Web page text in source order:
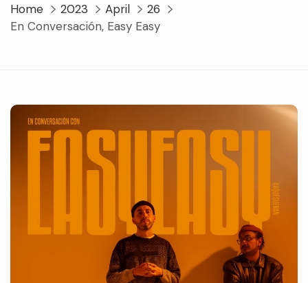
Home 2023 April
26
En Conversación, Easy Easy